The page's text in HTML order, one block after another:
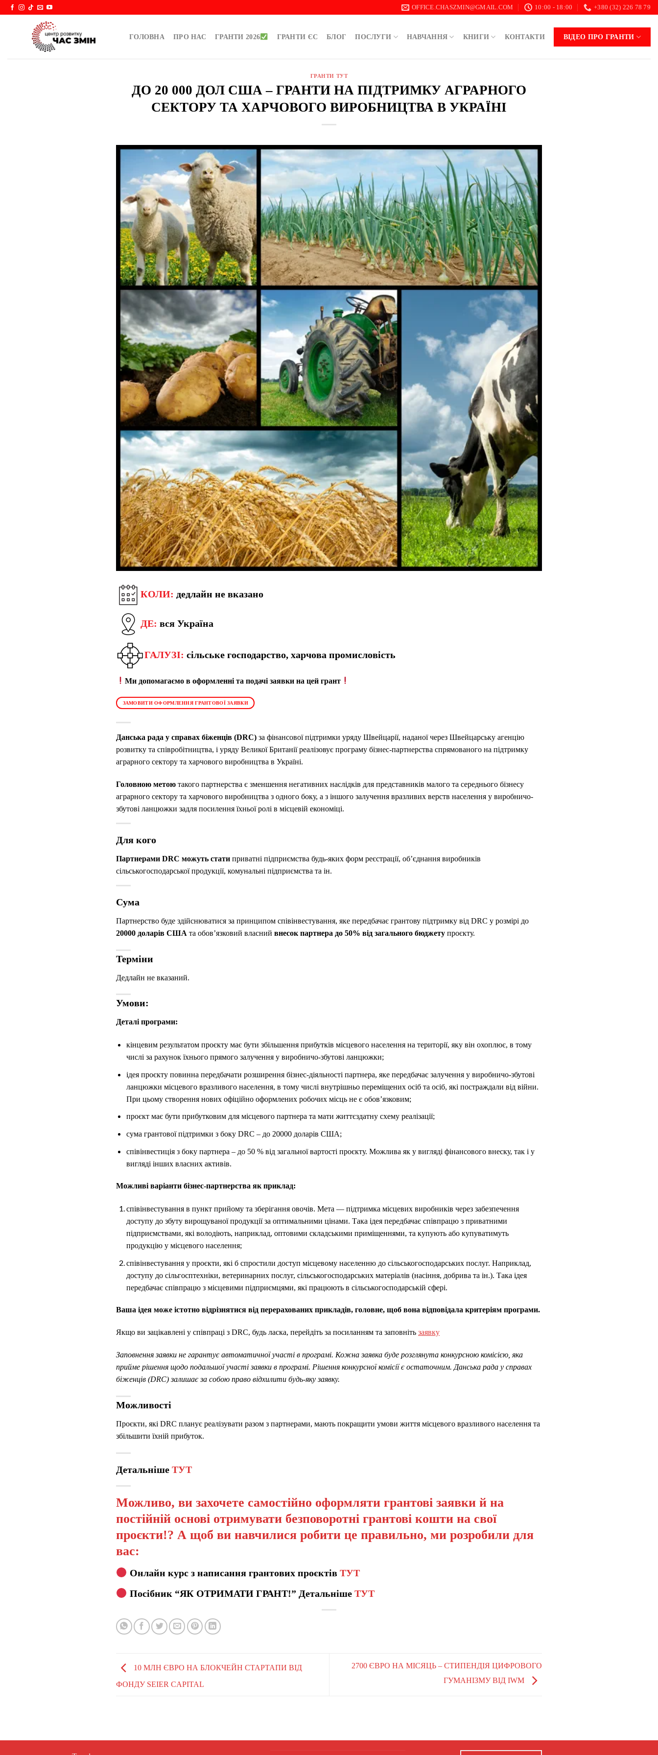
Skip
OFFICE.CHASZMIN@GMAIL.COM 10:00 - 18:00 +380 (32) 226 78 79
ГОЛОВНА ПРО НАС ГРАНТИ 2026 ГРАНТИ ЄС БЛОГ ПОСЛУГИ НАВЧАННЯ КНИГИ КОНТАКТИ ВІДЕО ПРО ГРАНТИ
ГРАНТИ ТУТ
ДО 20 000 ДОЛ США – ГРАНТИ НА ПІДТРИМКУ АГРАРНОГО
СЕКТОРУ ТА ХАРЧОВОГО ВИРОБНИЦТВА В УКРАЇНІ
КОЛИ: дедлайн не вказано
ДЕ: вся Україна
ГАЛУЗІ: сільське господарство, харчова промисловість
Ми допомагаємо в оформленні та подачі заявки на цей грант
ЗАМОВИТИ ОФОРМЛЕННЯ ГРАНТОВОЇ ЗАЯВКИ
Данська рада у справах біженців (DRC) за фінансової підтримки уряду Швейцарії, наданої через Швейцарську агенцію
розвитку та співробітництва, і уряду Великої Британії реалізовує програму бізнес-партнерства спрямованого на підтримку
аграрного сектору та харчового виробництва в Україні.
Головною метою такого партнерства є зменшення негативних наслідків для представників малого та середнього бізнесу
аграрного сектору та харчового виробництва з одного боку, а з іншого залучення вразливих верств населення у виробничо-
збутові ланцюжки задля посилення їхньої ролі в місцевій економіці.
Для кого
Партнерами DRC можуть стати приватні підприємства будь-яких форм реєстрації, об’єднання виробників
сільськогосподарської продукції, комунальні підприємства та ін.
Сума
Партнерство буде здійснюватися за принципом співінвестування, яке передбачає грантову підтримку від DRC у розмірі до
20000 доларів США та обов’язковий власний внесок партнера до 50% від загального бюджету проєкту.
Терміни
Дедлайн не вказаний.
Умови:
Деталі програми:
кінцевим результатом проєкту має бути збільшення прибутків місцевого населення на території, яку він охоплює, в тому
числі за рахунок їхнього прямого залучення у виробничо-збутові ланцюжки;
ідея проєкту повинна передбачати розширення бізнес-діяльності партнера, яке передбачає залучення у виробничо-збутові
ланцюжки місцевого вразливого населення, в тому числі внутрішньо переміщених осіб та осіб, які постраждали від війни.
При цьому створення нових офіційно оформлених робочих місць не є обов’язковим;
проєкт має бути прибутковим для місцевого партнера та мати життєздатну схему реалізації;
сума грантової підтримки з боку DRC – до 20000 доларів США;
співінвестиція з боку партнера – до 50 % від загальної вартості проєкту. Можлива як у вигляді фінансового внеску, так і у
вигляді інших власних активів.
Можливі варіанти бізнес-партнерства як приклад:
співінвестування в пункт прийому та зберігання овочів. Мета — підтримка місцевих виробників через забезпечення
доступу до збуту вирощуваної продукції за оптимальними цінами. Така ідея передбачає співпрацю з приватними
підприємствами, які володіють, наприклад, оптовими складськими приміщеннями, та купують або купуватимуть
продукцію у місцевого населення;
співінвестування у проєкти, які б спростили доступ місцевому населенню до сільськогосподарських послуг. Наприклад,
доступу до сільгосптехніки, ветеринарних послуг, сільськогосподарських матеріалів (насіння, добрива та ін.). Така ідея
передбачає співпрацю з місцевими підприємцями, які працюють в сільськогосподарській сфері.
Ваша ідея може істотно відрізнятися від перерахованих прикладів, головне, щоб вона відповідала критеріям програми.
Якщо ви зацікавлені у співпраці з DRC, будь ласка, перейдіть за посиланням та заповніть заявку
Заповнення заявки не гарантує автоматичної участі в програмі. Кожна заявка буде розглянута конкурсною комісією, яка
прийме рішення щодо подальшої участі заявки в програмі. Рішення конкурсної комісії є остаточним. Данська рада у справах
біженців (DRC) залишає за собою право відхилити будь-яку заявку.
Можливості
Проєкти, які DRC планує реалізувати разом з партнерами, мають покращити умови життя місцевого вразливого населення та
збільшити їхній прибуток.
Детальніше ТУТ
Можливо, ви захочете самостійно оформляти грантові заявки й на
постійній основі отримувати безповоротні грантові кошти на свої
проєкти!? А щоб ви навчилися робити це правильно, ми розробили для
вас:
Онлайн курс з написання грантових проєктів ТУТ
Посібник “ЯК ОТРИМАТИ ГРАНТ!” Детальніше ТУТ
10 МЛН ЄВРО НА БЛОКЧЕЙН СТАРТАПИ ВІД
ФОНДУ SEIER CAPITAL
2700 ЄВРО НА МІСЯЦЬ – СТИПЕНДІЯ ЦИФРОВОГО
ГУМАНІЗМУ ВІД IWM